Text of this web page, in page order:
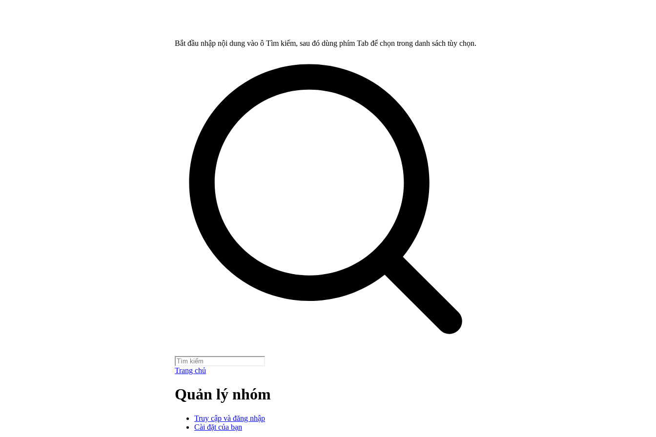
Bắt đầu nhập nội dung vào ô Tìm kiếm, sau đó dùng phím Tab để chọn trong danh sách tùy chọn.
Trang chủ
Quản lý nhóm
Truy cập và đăng nhập
Cài đặt của bạn